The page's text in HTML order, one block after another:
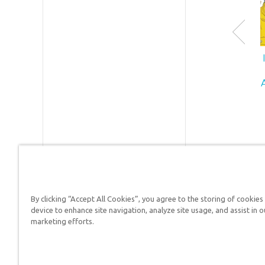
Ruth
las
Answers in Genesis is
By clicking “Accept All Cookies”, you agree to the storing of
device to enhance site navigation, analyze site usage, and assist in
marketing efforts.